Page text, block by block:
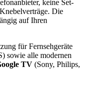
keine Set-
Die
auf Ihren
für Fernsehgeräte
sowie alle modernen
TV (Sony, Philips,